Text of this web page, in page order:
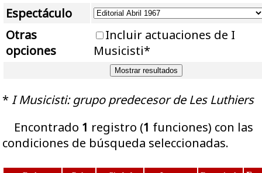
Espectáculo
Otras
opciones
Incluir actuaciones de I
Musicisti*
* I Musicisti: grupo predecesor de Les Luthiers
Encontrado 1 registro (1 funciones) con las
condiciones de búsqueda seleccionadas.